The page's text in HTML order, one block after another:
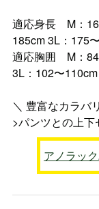
適応身長 M：
185cm 3L：175
適応胸囲 M：84
3L：102〜110cm
＼ 豊富なカラバリ
>パンツとの上
アノラッ